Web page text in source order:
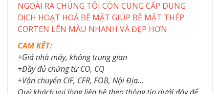
NGOÀI RA CHÚNG TÔI CÒN CUNG CẤP DUNG
DỊCH HOẠT HOÁ BỀ MẶT GIÚP BỀ MẶT THÉP
CORTEN LÊN MÀU NHANH VÀ ĐẸP HƠN
CAM KẾT:
+Giá nhà máy, không trung gian
+Đầy đủ chứng từ CO, CQ
+Vận chuyển CIF, CFR, FOB, Nội Địa...